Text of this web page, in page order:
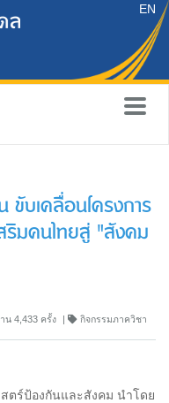
EN
ขับเคลื่อนโครงการ
ริมคนไทยสู่ "สังคม
น 4,433 ครั้ง กิจกรรมภาควิชา
ตร์ป้องกันและสังคม นำโดย